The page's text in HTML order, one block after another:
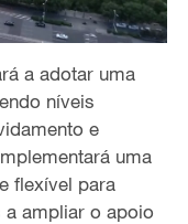
a adotar uma
níveis
e
uma
flexível para
a ampliar o apoio